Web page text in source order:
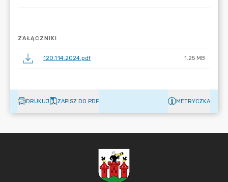
ZAŁĄCZNIKI
120.114.2024.pdf 1.25 MB
DRUKUJ ZAPISZ DO PDF METRYCZKA